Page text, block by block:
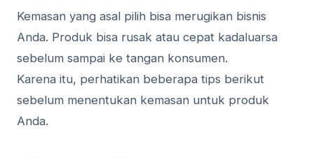
Kemasan yang asal pilih bisa merugikan bisnis
Anda. Produk bisa rusak atau cepat kadaluarsa
sebelum sampai ke tangan konsumen.
Karena itu, perhatikan beberapa tips berikut
sebelum menentukan kemasan untuk produk
Anda.